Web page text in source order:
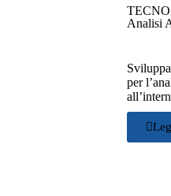
Analisi
per